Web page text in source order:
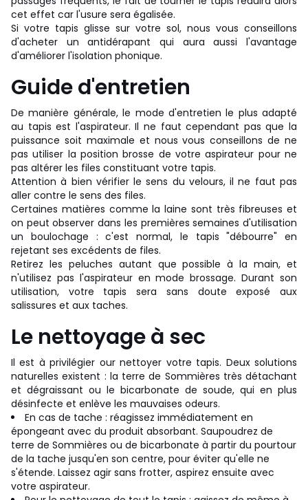
cet effet car l'usure sera égalisée.
Si votre tapis glisse sur votre sol, nous vous conseillons
d'acheter un antidérapant qui aura aussi l'avantage
d'améliorer l'isolation phonique.
Guide d'entretien
De manière générale, le mode d'entretien le plus adapté
au tapis est l'aspirateur. Il ne faut cependant pas que la
puissance soit maximale et nous vous conseillons de ne
pas utiliser la position brosse de votre aspirateur pour ne
pas altérer les files constituant votre tapis.
Attention à bien vérifier le sens du velours, il ne faut pas
aller contre le sens des files.
Certaines matières comme la laine sont très fibreuses et
on peut observer dans les premières semaines d'utilisation
un boulochage : c'est normal, le tapis "débourre" en
rejetant ses excédents de files.
Retirez les peluches autant que possible à la main, et
n'utilisez pas l'aspirateur en mode brossage. Durant son
utilisation, votre tapis sera sans doute exposé aux
salissures et aux taches.
Le nettoyage à sec
Il est à privilégier our nettoyer votre tapis. Deux solutions
naturelles existent : la terre de Sommières très détachant
et dégraissant ou le bicarbonate de soude, qui en plus
désinfecte et enlève les mauvaises odeurs.
En cas de tache : réagissez immédiatement en
épongeant avec du produit absorbant. Saupoudrez de
terre de Sommières ou de bicarbonate à partir du pourtour
de la tache jusqu'en son centre, pour éviter qu'elle ne
s'étende. Laissez agir sans frotter, aspirez ensuite avec
votre aspirateur.